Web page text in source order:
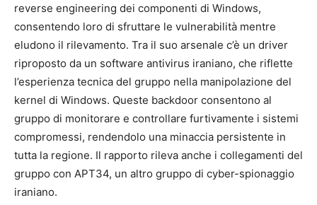
reverse engineering dei componenti di Windows,
consentendo loro di sfruttare le vulnerabilità mentre
eludono il rilevamento. Tra il suo arsenale c’è un driver
riproposto da un software antivirus iraniano, che riflette
l’esperienza tecnica del gruppo nella manipolazione del
kernel di Windows. Queste backdoor consentono al
gruppo di monitorare e controllare furtivamente i sistemi
compromessi, rendendolo una minaccia persistente in
tutta la regione. Il rapporto rileva anche i collegamenti del
gruppo con APT34, un altro gruppo di cyber-spionaggio
iraniano.